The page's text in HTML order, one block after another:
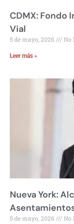
CDMX: Fondo
Vial
5 de mayo, 2026 No
Leer más »
Nueva York:
5 de mayo, 2026 No